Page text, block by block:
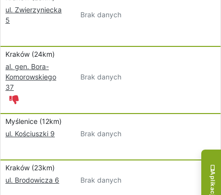
ul. Zwierzyniecka
5
Brak danych
Kraków (24km)
al. gen. Bora-
Komorowskiego
37
Brak danych
Myślenice (12km)
ul. Kościuszki 9
Brak danych
Kraków (23km)
ul. Brodowicza 6
Brak danych